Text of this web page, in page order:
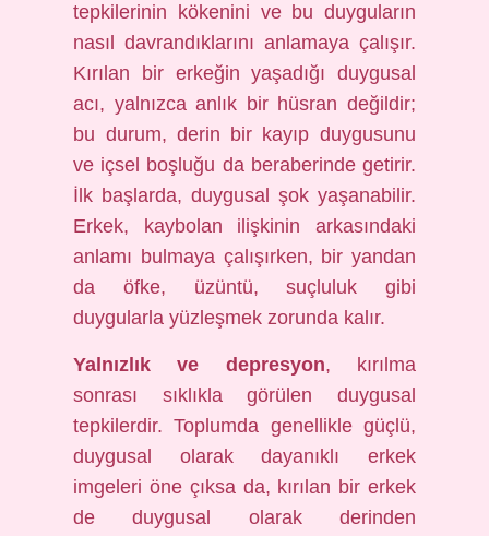
tepkilerinin kökenini ve bu duyguların
nasıl davrandıklarını anlamaya çalışır.
Kırılan bir erkeğin yaşadığı duygusal
acı, yalnızca anlık bir hüsran değildir;
bu durum, derin bir kayıp duygusunu
ve içsel boşluğu da beraberinde getirir.
İlk başlarda, duygusal şok yaşanabilir.
Erkek, kaybolan ilişkinin arkasındaki
anlamı bulmaya çalışırken, bir yandan
da öfke, üzüntü, suçluluk gibi
duygularla yüzleşmek zorunda kalır.
Yalnızlık ve depresyon, kırılma
sonrası sıklıkla görülen duygusal
tepkilerdir. Toplumda genellikle güçlü,
duygusal olarak dayanıklı erkek
imgeleri öne çıksa da, kırılan bir erkek
de duygusal olarak derinden